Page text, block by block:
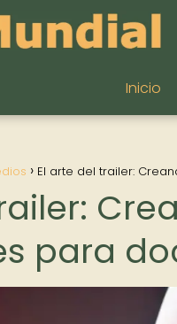
Inicio
El arte del trailer:
para